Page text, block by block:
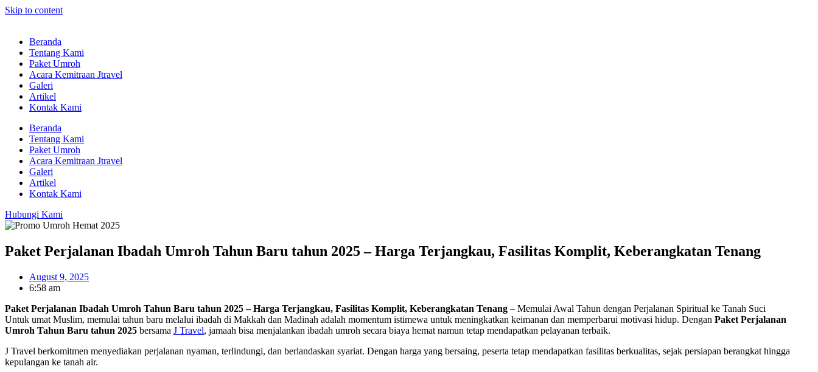
Skip to content
Beranda
Tentang Kami
Paket Umroh
Acara Kemitraan Jtravel
Galeri
Artikel
Kontak Kami
Beranda
Tentang Kami
Paket Umroh
Acara Kemitraan Jtravel
Galeri
Artikel
Kontak Kami
Hubungi Kami
Paket Perjalanan Ibadah Umroh Tahun Baru tahun 2025 – Harga Terjangkau, Fasilitas Komplit, Keberangkatan Tenang
August 9, 2025
6:58 am
Paket Perjalanan Ibadah Umroh Tahun Baru tahun 2025 – Harga Terjangkau, Fasilitas Komplit, Keberangkatan Tenang – Memulai Awal Tahun dengan Perjalanan Spiritual ke Tanah Suci
Untuk umat Muslim, memulai tahun baru melalui ibadah di Makkah dan Madinah adalah momentum istimewa untuk meningkatkan keimanan dan memperbarui motivasi hidup. Dengan Paket Perjalanan
Umroh Tahun Baru tahun 2025 bersama J Travel, jamaah bisa menjalankan ibadah umroh secara biaya hemat namun tetap mendapatkan pelayanan terbaik.
J Travel berkomitmen menyediakan perjalanan nyaman, terlindungi, dan berlandaskan syariat. Dengan harga yang bersaing, peserta tetap mendapatkan fasilitas berkualitas, sejak persiapan berangkat hingga
kepulangan ke tanah air.